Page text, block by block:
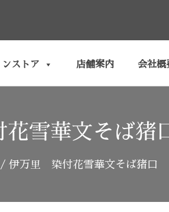
ストア 店舗案内 会社概
雪華文そば猪
/ 伊万里 染付花雪華文そば猪口